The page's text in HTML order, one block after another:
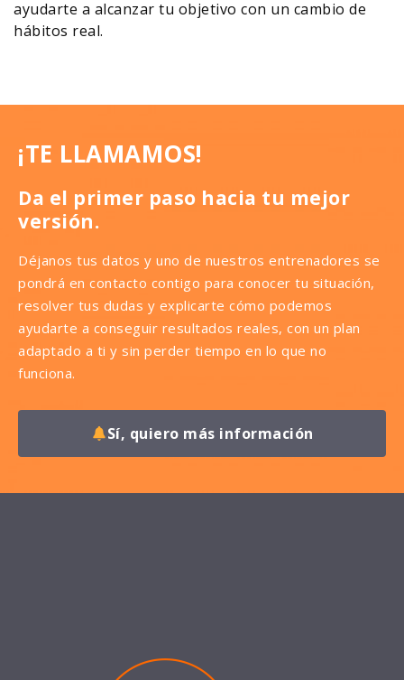
ayudarte a alcanzar tu objetivo con un cambio de
hábitos real.
¡TE LLAMAMOS!
Da el primer paso hacia tu mejor
versión.
Déjanos tus datos y uno de nuestros entrenadores se
pondrá en contacto contigo para conocer tu situación,
resolver tus dudas y explicarte cómo podemos
ayudarte a conseguir resultados reales, con un plan
adaptado a ti y sin perder tiempo en lo que no
funciona.
Sí, quiero más información